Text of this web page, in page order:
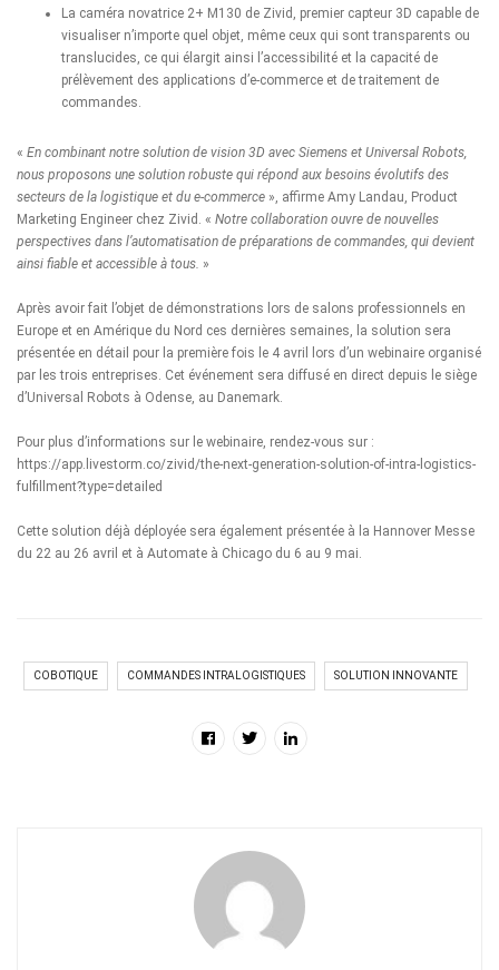
La caméra novatrice 2+ M130 de Zivid, premier capteur 3D capable de
visualiser n’importe quel objet, même ceux qui sont transparents ou
translucides, ce qui élargit ainsi l’accessibilité et la capacité de
prélèvement des applications d’e-commerce et de traitement de
commandes.
« En combinant notre solution de vision 3D avec Siemens et Universal Robots,
nous proposons une solution robuste qui répond aux besoins évolutifs des
secteurs de la logistique et du e-commerce », affirme Amy Landau, Product
Marketing Engineer chez Zivid. « Notre collaboration ouvre de nouvelles
perspectives dans l’automatisation de préparations de commandes, qui devient
ainsi fiable et accessible à tous. »
Après avoir fait l’objet de démonstrations lors de salons professionnels en
Europe et en Amérique du Nord ces dernières semaines, la solution sera
présentée en détail pour la première fois le 4 avril lors d’un webinaire organisé
par les trois entreprises. Cet événement sera diffusé en direct depuis le siège
d’Universal Robots à Odense, au Danemark.
Pour plus d’informations sur le webinaire, rendez-vous sur :
https://app.livestorm.co/zivid/the-next-generation-solution-of-intra-logistics-
fulfillment?type=detailed
Cette solution déjà déployée sera également présentée à la Hannover Messe
du 22 au 26 avril et à Automate à Chicago du 6 au 9 mai.
COBOTIQUE COMMANDES INTRALOGISTIQUES SOLUTION INNOVANTE